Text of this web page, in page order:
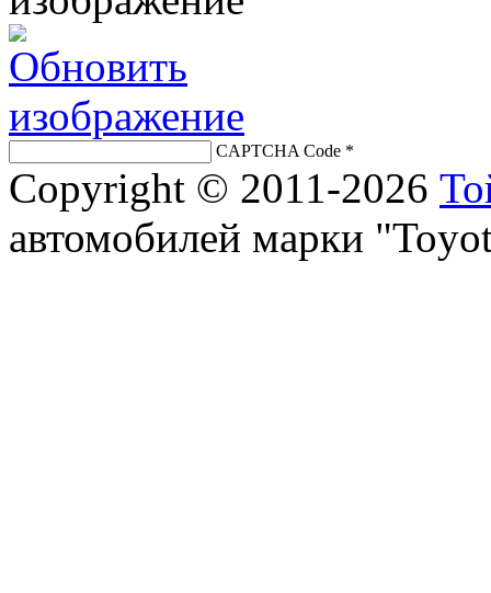
CAPTCHA Code *
Copyright © 2011-2026
автомобилей марки